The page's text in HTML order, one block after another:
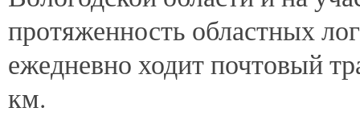
протяженность областных
ежедневно ходит почтовый
км.